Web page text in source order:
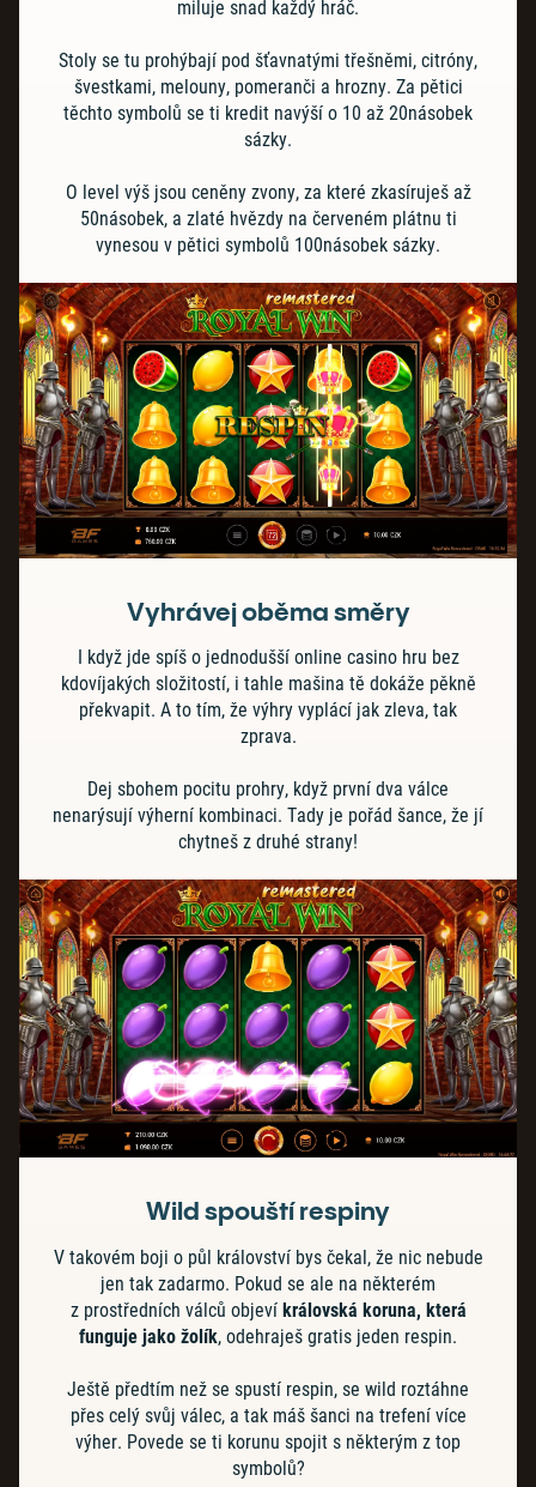
miluje snad každý hráč.
Stoly se tu prohýbají pod šťavnatými třešněmi, citróny,
švestkami, melouny, pomeranči a hrozny. Za pětici
těchto symbolů se ti kredit navýší o 10 až 20násobek
sázky.
O level výš jsou ceněny zvony, za které zkasíruješ až
50násobek, a zlaté hvězdy na červeném plátnu ti
vynesou v pětici symbolů 100násobek sázky.
Vyhrávej oběma směry
I když jde spíš o jednodušší online casino hru bez
kdovíjakých složitostí, i tahle mašina tě dokáže pěkně
překvapit. A to tím, že výhry vyplácí jak zleva, tak
zprava.
Dej sbohem pocitu prohry, když první dva válce
nenarýsují výherní kombinaci. Tady je pořád šance, že jí
chytneš z druhé strany!
Wild spouští respiny
V takovém boji o půl království bys čekal, že nic nebude
jen tak zadarmo. Pokud se ale na některém
z prostředních válců objeví královská koruna, která
funguje jako žolík, odehraješ gratis jeden respin.
Ještě předtím než se spustí respin, se wild roztáhne
přes celý svůj válec, a tak máš šanci na trefení více
výher. Povede se ti korunu spojit s některým z top
symbolů?